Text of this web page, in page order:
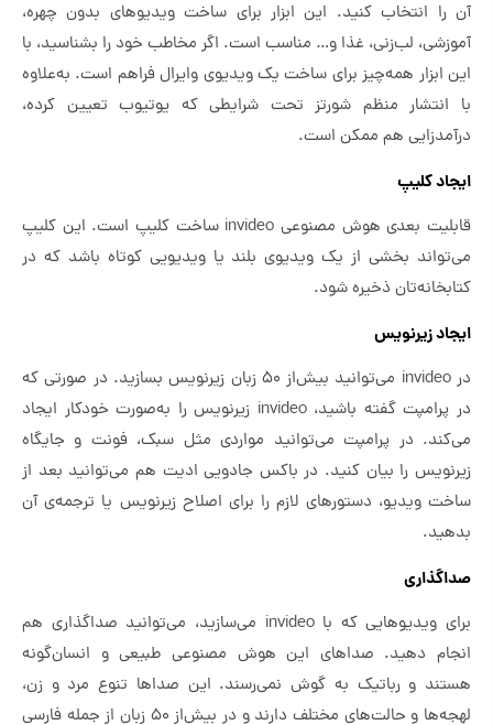
آن را انتخاب کنید. این ابزار برای ساخت ویدیوهای بدون چهره،
آموزشی، لب‌زنی، غذا و… مناسب است. اگر مخاطب خود را بشناسید، با
این ابزار همه‌چیز برای ساخت یک ویدیوی وایرال فراهم است. به‌علاوه
با انتشار منظم شورتز تحت شرایطی که یوتیوب تعیین کرده،
درآمدزایی هم ممکن است.
ایجاد کلیپ
قابلیت بعدی هوش مصنوعی invideo ساخت کلیپ است. این کلیپ
می‌تواند بخشی از یک ویدیوی بلند یا ویدیویی کوتاه باشد که در
کتابخانه‌تان ذخیره شود.
ایجاد زیرنویس
در invideo می‌توانید بیش‌از ۵۰ زبان زیرنویس بسازید. در صورتی که
در پرامپت گفته باشید، invideo زیرنویس را به‌صورت خودکار ایجاد
می‌کند. در پرامپت می‌توانید مواردی مثل سبک، فونت و جایگاه
زیرنویس را بیان کنید. در باکس جادویی ادیت هم می‌توانید بعد از
ساخت ویدیو، دستورهای لازم را برای اصلاح زیرنویس یا ترجمه‌ی آن
بدهید.
صداگذاری
برای ویدیوهایی که با invideo می‌سازید، می‌توانید صداگذاری هم
انجام دهید. صداهای این هوش مصنوعی طبیعی و انسان‌گونه
هستند و رباتیک به گوش نمی‌رسند. این صداها تنوع مرد و زن،‌
لهجه‌ها و حالت‌های مختلف دارند و در بیش‌از ۵۰ زبان از جمله فارسی